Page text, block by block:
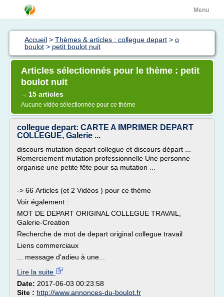
Menu
Accueil > Thèmes & articles : collegue depart > o
boulot > petit boulot nuit
Articles sélectionnés pour le thème : petit
boulot nuit
→ 15 articles
Aucune vidéo sélectionnée pour ce thème
collegue depart: CARTE A IMPRIMER DEPART
COLLEGUE, Galerie ...
discours mutation depart collegue et discours départ ...
Remerciement mutation professionnelle Une personne
organise une petite fête pour sa mutation ...
-> 66 Articles (et 2 Vidéos ) pour ce thème
Voir également :
MOT DE DEPART ORIGINAL COLLEGUE TRAVAIL,
Galerie-Creation
Recherche de mot de depart original collegue travail
Liens commerciaux
... message d'adieu à une...
Lire la suite
Date: 2017-06-03 00:23:58
Site : http://www.annonces-du-boulot.fr